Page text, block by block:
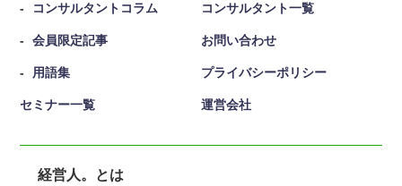
コンサルタントコラム
会員限定記事
用語集
セミナー一覧
コンサルタント一覧
お問い合わせ
プライバシーポリシー
運営会社
経営人。とは